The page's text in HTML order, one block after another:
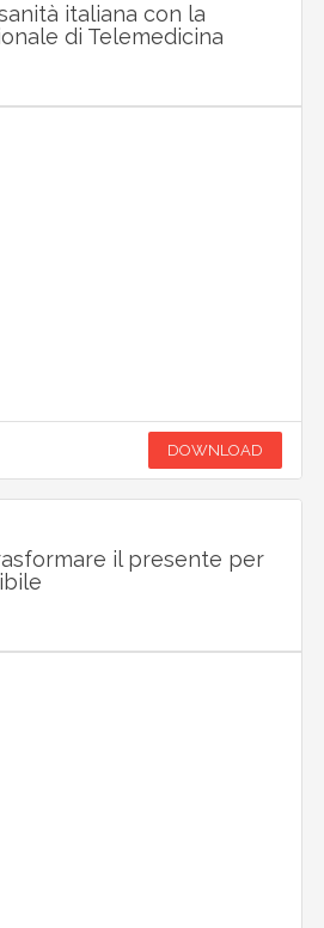
italiana con la
di Telemedicina
DOWNLOAD
il presente per